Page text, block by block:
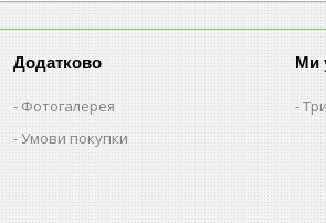
Додатково
Фотогалерея
Умови покупки
Ми